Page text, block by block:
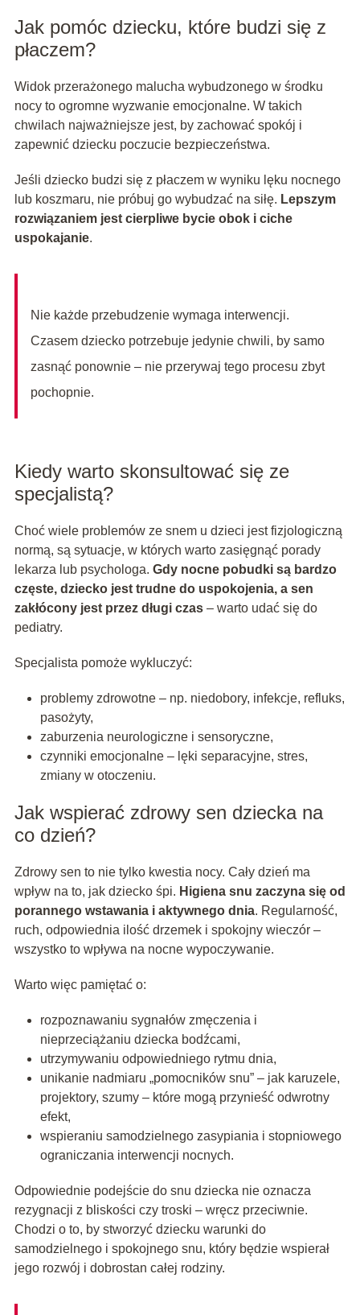
Jak pomóc dziecku, które budzi się z
płaczem?
Widok przerażonego malucha wybudzonego w środku
nocy to ogromne wyzwanie emocjonalne. W takich
chwilach najważniejsze jest, by zachować spokój i
zapewnić dziecku poczucie bezpieczeństwa.
Jeśli dziecko budzi się z płaczem w wyniku lęku nocnego
lub koszmaru, nie próbuj go wybudzać na siłę. Lepszym
rozwiązaniem jest cierpliwe bycie obok i ciche
uspokajanie.
Nie każde przebudzenie wymaga interwencji.
Czasem dziecko potrzebuje jedynie chwili, by samo
zasnąć ponownie – nie przerywaj tego procesu zbyt
pochopnie.
Kiedy warto skonsultować się ze
specjalistą?
Choć wiele problemów ze snem u dzieci jest fizjologiczną
normą, są sytuacje, w których warto zasięgnąć porady
lekarza lub psychologa. Gdy nocne pobudki są bardzo
częste, dziecko jest trudne do uspokojenia, a sen
zakłócony jest przez długi czas– warto udać się do
pediatry.
Specjalista pomoże wykluczyć:
problemy zdrowotne – np. niedobory, infekcje, refluks,
pasożyty,
zaburzenia neurologiczne i sensoryczne,
czynniki emocjonalne – lęki separacyjne, stres,
zmiany w otoczeniu.
Jak wspierać zdrowy sen dziecka na
co dzień?
Zdrowy sen to nie tylko kwestia nocy. Cały dzień ma
wpływ na to, jak dziecko śpi. Higiena snu zaczyna się od
porannego wstawania i aktywnego dnia. Regularność,
ruch, odpowiednia ilość drzemek i spokojny wieczór –
wszystko to wpływa na nocne wypoczywanie.
Warto więc pamiętać o:
rozpoznawaniu sygnałów zmęczenia i
nieprzeciążaniu dziecka bodźcami,
utrzymywaniu odpowiedniego rytmu dnia,
unikanie nadmiaru „pomocników snu” – jak karuzele,
projektory, szumy – które mogą przynieść odwrotny
efekt,
wspieraniu samodzielnego zasypiania i stopniowego
ograniczania interwencji nocnych.
Odpowiednie podejście do snu dziecka nie oznacza
rezygnacji z bliskości czy troski – wręcz przeciwnie.
Chodzi o to, by stworzyć dziecku warunki do
samodzielnego i spokojnego snu, który będzie wspierał
jego rozwój i dobrostan całej rodziny.